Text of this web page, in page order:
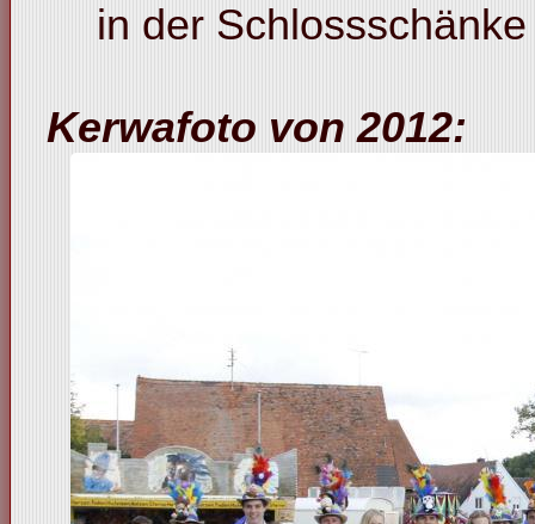
in der
Kerwafoto von 2012: